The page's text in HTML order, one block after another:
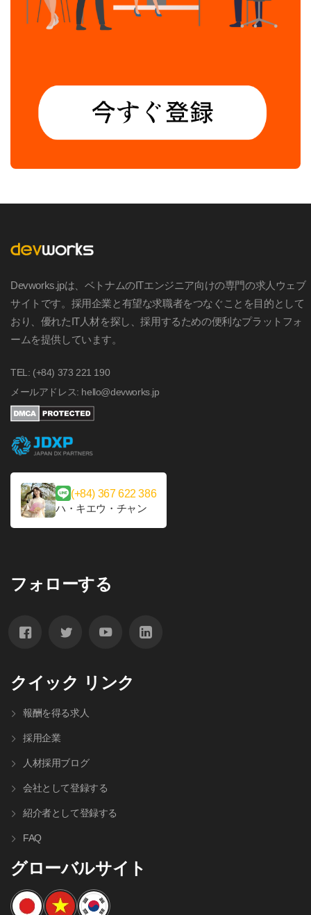
Devworks.jpは、ベトナムのITエンジニア向けの専門の求人ウェブ
サイトです。採用企業と有望な求職者をつなぐことを目的として
おり、優れたIT人材を探し、採用するための便利なプラットフォ
ームを提供しています。
TEL: (+84) 373 221 190
メールアドレス: hello@devworks.jp
(+84) 367 622 386
ハ・キエウ・チャン
フォローする
クイック リンク
報酬を得る求人
採用企業
人材採⽤ブログ
会社として登録する
紹介者として登録する
FAQ
グローバルサイト